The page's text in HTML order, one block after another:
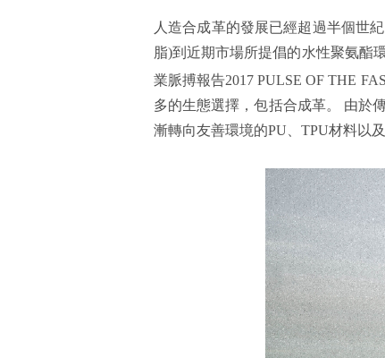
人造合成革的發展已經超過半個世
脂)到近期市場所提倡的水性聚氨酯
業脈搏報告2017 PULSE OF THE
多的生態選擇，包括合成革。 由於
漸轉向友善環境的PU、TPU材料以